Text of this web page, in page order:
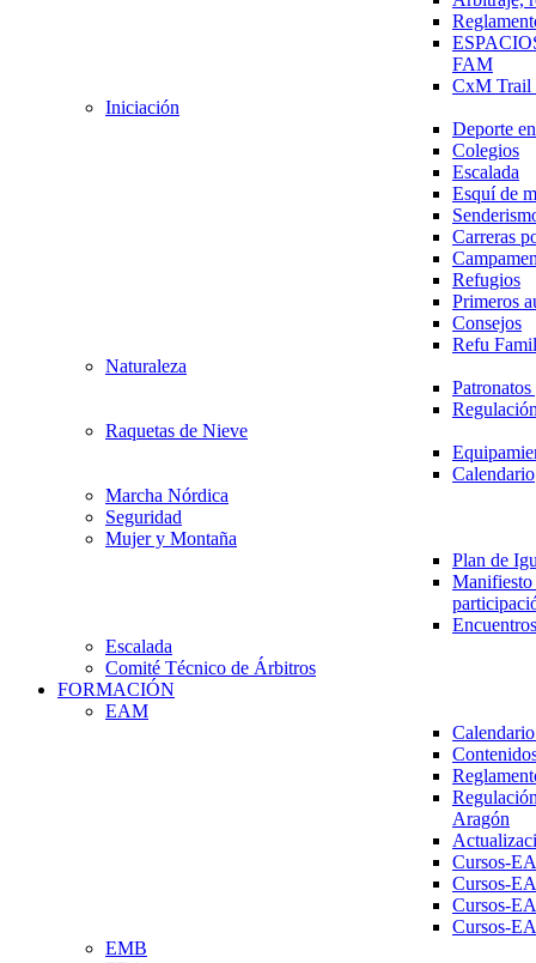
FAM
CxM
Iniciación
Deporte
Colegios
Escalada
Esquí de
Carreras
Refugios
Primeros
Consejos
Refu
Naturaleza
Raquetas de Nieve
Calendario
Marcha Nórdica
Seguridad
Mujer y Montaña
Plan de
Escalada
Comité Técnico de Árbitros
FORMACIÓN
EAM
Aragón
Cursos-
Cursos-
Cursos-
Cursos-
EMB